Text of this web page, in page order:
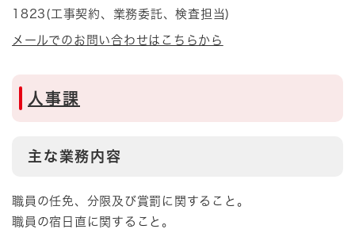
1823(工事契約、業務委託、検査担当)
メールでのお問い合わせはこちらから
人事課
主な業務内容
職員の任免、分限及び賞罰に関すること。
職員の宿日直に関すること。